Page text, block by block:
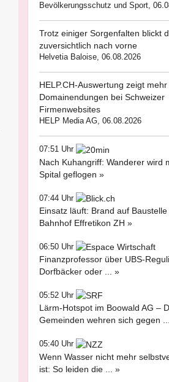
Bevölkerungsschutz und Sport,
Trotz einiger Sorgenfalten blickt
zuversichtlich nach vorne
Helvetia Baloise, 06.08.2026
HELP.CH-Auswertung zeigt
Domainendungen bei Schweizer
Firmenwebsites
HELP Media AG, 06.08.2026
07:51 Uhr
Nach Kuhangriff: Wanderer wird
Spital geflogen »
07:44 Uhr
Einsatz läuft: Brand auf
Bahnhof Effretikon ZH »
06:50 Uhr
Finanzprofessor über UBS-
Dorfbäcker oder ... »
05:52 Uhr
Lärm-Hotspot im Boowald AG –
Gemeinden wehren sich gegen
05:40 Uhr
Wenn Wasser nicht mehr
ist: So leiden die ... »